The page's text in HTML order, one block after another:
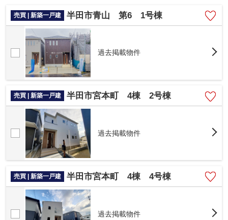
売買 | 新築一戸建 半田市青山 第6 1号棟
過去掲載物件
売買 | 新築一戸建 半田市宮本町 4棟 2号棟
過去掲載物件
売買 | 新築一戸建 半田市宮本町 4棟 4号棟
過去掲載物件